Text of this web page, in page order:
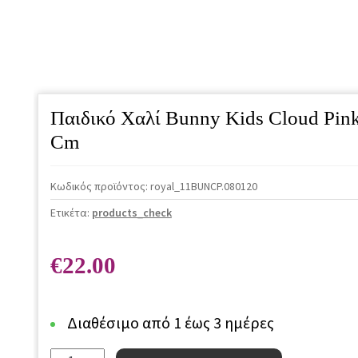
Παιδικό Χαλί Bunny Kids Cloud
Cm
Κωδικός προϊόντος: royal_11BUNCP.080120
Ετικέτα: products_check
€22.00
Διαθέσιμο από 1 έως 3 ημέρες